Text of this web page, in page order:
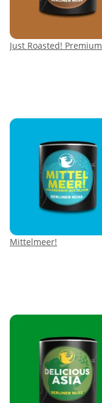
Just Roasted! Premium
Mittelmeer!